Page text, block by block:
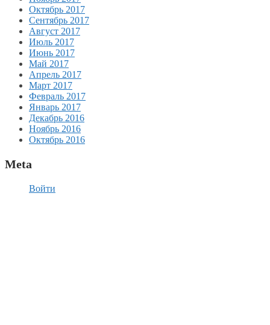
Октябрь 2017
Сентябрь 2017
Август 2017
Июль 2017
Июнь 2017
Май 2017
Апрель 2017
Март 2017
Февраль 2017
Январь 2017
Декабрь 2016
Ноябрь 2016
Октябрь 2016
Meta
Войти